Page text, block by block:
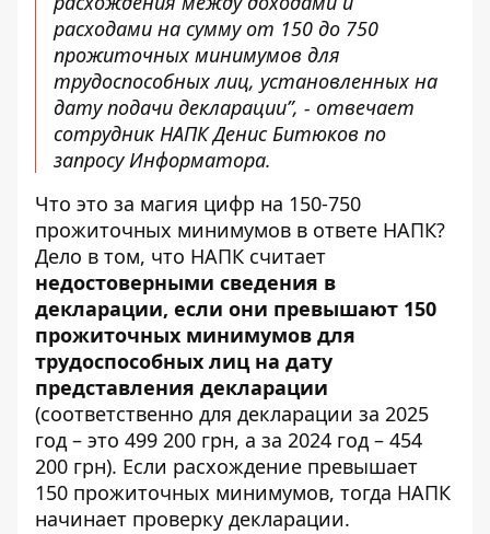
расходами на сумму от 150 до 750
прожиточных минимумов для
трудоспособных лиц, установленных на
дату подачи декларации”, - отвечает
сотрудник НАПК Денис Битюков по
запросу Информатора.
Что это за магия цифр на 150-750
прожиточных минимумов в ответе НАПК?
Дело в том, что НАПК считает
недостоверными сведения в
декларации, если они превышают 150
прожиточных минимумов для
трудоспособных лиц на дату
представления декларации
(соответственно для декларации за 2025
год – это 499 200 грн, а за 2024 год – 454
200 грн). Если расхождение превышает
150 прожиточных минимумов, тогда НАПК
начинает проверку декларации.